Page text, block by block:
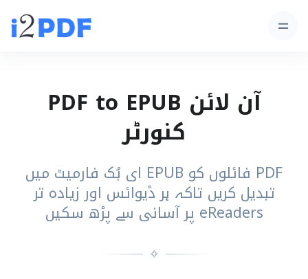
آن لائن PDF to EPUB
کنورٹر
PDF فائلوں کو EPUB ای بُک فارمیٹ میں
تبدیل کریں تاکہ ہر ڈیوائس اور زیادہ تر
eReaders پر آسانی سے پڑھ سکیں
✧